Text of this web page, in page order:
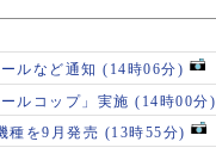
ルなど通知 (14時06分)
ルコップ」実施 (14時00分)
種を9月発売 (13時55分)